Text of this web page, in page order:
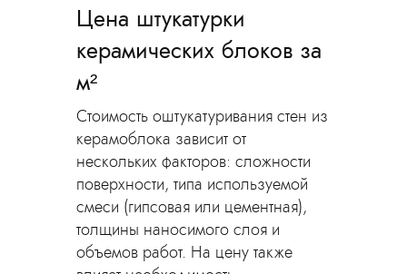
Цена штукатурки
керамических блоков за
м²
Стоимость оштукатуривания стен из
керамоблока зависит от
нескольких факторов: сложности
поверхности, типа используемой
смеси (гипсовая или цементная),
толщины наносимого слоя и
объемов работ. На цену также